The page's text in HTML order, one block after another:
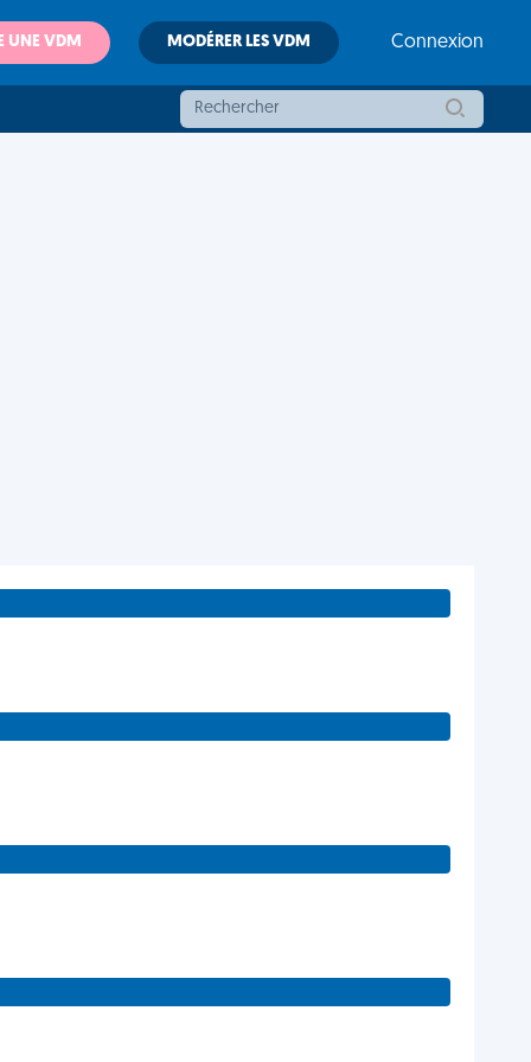
UNE VDM MODÉRER LES VDM Connexion